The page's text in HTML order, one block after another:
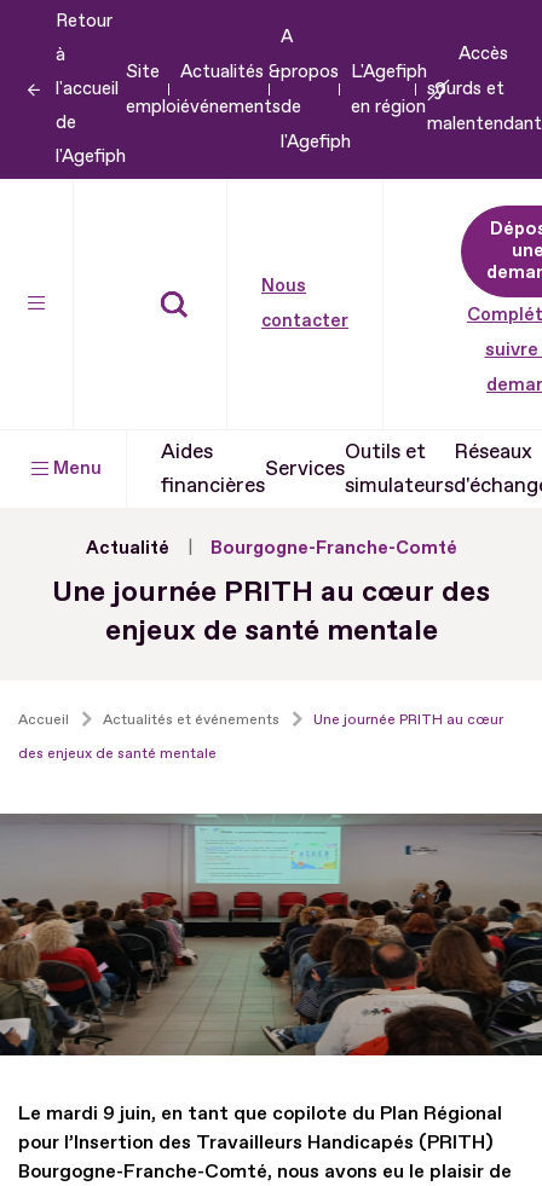
contenu
Retour
à
l'accueil
de
l'Agefiph
Site
emploi
Actualités &
événements
A
propos
de
l'Agefiph
L'Agefiph
en région
Accès
sourds et
Nous
contacter
suivre
Menu
Aides
financières
Services
Outils et
simulateurs
Réseaux
Actualité Bourgogne-Franche-Comté
Une journée PRITH au cœur des
enjeux de santé mentale
Accueil Actualités et événements
Une journée PRITH au cœur
des enjeux de santé mentale
Le mardi 9 juin, en tant que copilote du Plan Régional
pour l’Insertion des Travailleurs Handicapés (PRITH)
Bourgogne-Franche-Comté, nous avons eu le plaisir de